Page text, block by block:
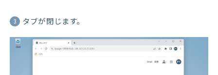
3 タブが閉じます。